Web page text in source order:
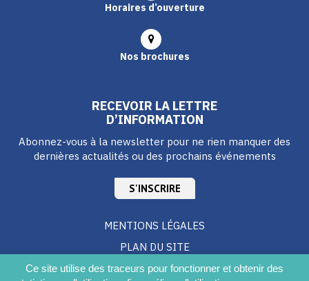
Ce site utilise des traceurs pour fonctionner et obtenir des
Horaires d’ouverture
Nos brochures
RECEVOIR LA LETTRE
D’INFORMATION
Abonnez-vous à la newsletter pour ne rien manquer des
dernières actualités ou des prochains événements
S'INSCRIRE
MENTIONS LÉGALES
PLAN DU SITE
CRÉDITS